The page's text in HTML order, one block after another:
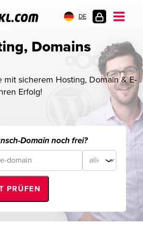
DE
Domains
mit sicherem Hosting, Domain & E-
Erfolg!
Domain noch frei?
PRÜFEN